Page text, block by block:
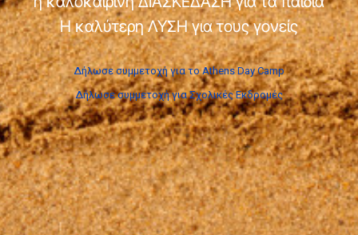
Η καλύτερη ΛΥΣΗ για τους γονείς
Δήλωσε συμμετοχή για το Athens Day Camp
Δήλωσε συμμετοχή για Σχολικές Εκδρομές